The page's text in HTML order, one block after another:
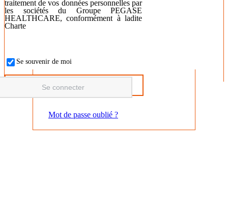
traitement de vos données personnelles par
les sociétés du Groupe PEGASE
HEALTHCARE, conformément à ladite
Charte
Se souvenir de moi
Mot de passe oublié ?